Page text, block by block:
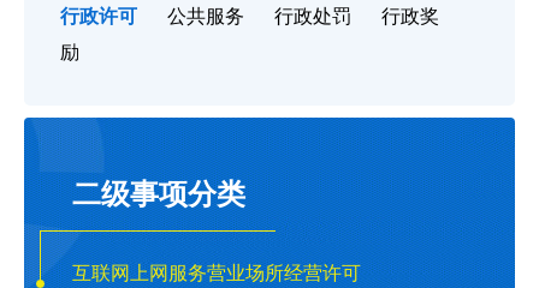
行政许可
公共服务 行政处罚
行政奖
励
二级事项分类
互联网上网服务营业场所经营许可